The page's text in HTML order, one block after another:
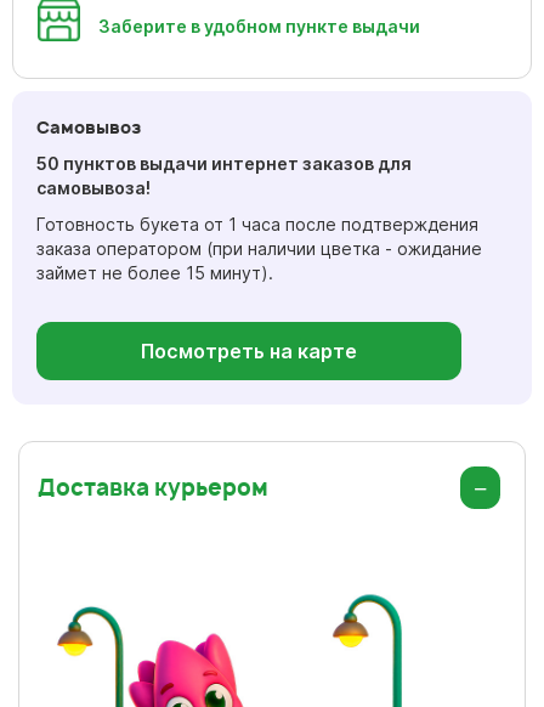
Заберите в удобном пункте выдачи
Самовывоз
50 пунктов выдачи интернет заказов для
самовывоза!
Готовность букета от 1 часа после подтверждения
заказа оператором (при наличии цветка - ожидание
займет не более 15 минут).
Посмотреть на карте
Доставка курьером